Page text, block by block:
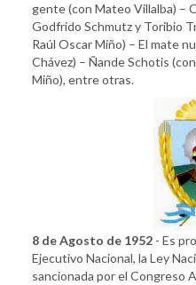
gente (con Mateo Villalba) –
Godfrido Schmutz y Toribio
Raúl Oscar Miño) – El mate
Chávez) – Ñande Schotis
Miño), entre otras.
8 de Agosto de 1952 - Es
Ejecutivo Nacional, la Ley
sancionada por el Congreso